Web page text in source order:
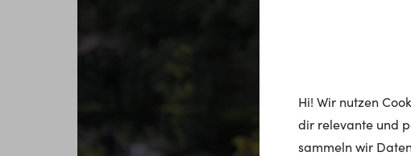
Hi! Wir nutzen
dir relevante und
sammeln wir